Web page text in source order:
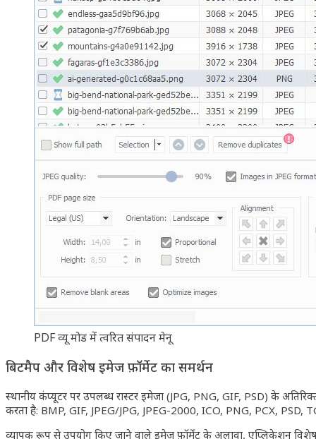
PDF व्यू मोड में त्वरित संपादन मेनू
बिटमैप और विशेष इमेज फ़ॉर्मेट का समर्थन
स्थानीय कंप्यूटर पर उपलब्ध रास्टर इमेजों (JPG, PNG, GIF, PSD) के
करता है: BMP, GIF, JPEG/JPG, JPEG-2000, ICO, PNG, PCX, PSD,
व्यापक रूप से उपयोग किए जाने वाले इमेज फ़ॉर्मेट के अलावा, एप्लिकेशन